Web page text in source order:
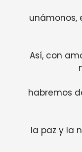
unámonos,
Así, con
habremos
la paz y la